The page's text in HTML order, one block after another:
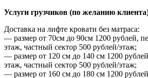
Услуги грузчиков (по желанию
Доставка на лифте кровати без матраса:
— размер от 70см до 90см 1200 рублей,
этаж, частный сектор 500 рублей/этаж;
— размер от 120 см до 140 см 1200
этаж, частный сектор 500 рублей/этаж;
— размер от 160 см до 180 см 1200